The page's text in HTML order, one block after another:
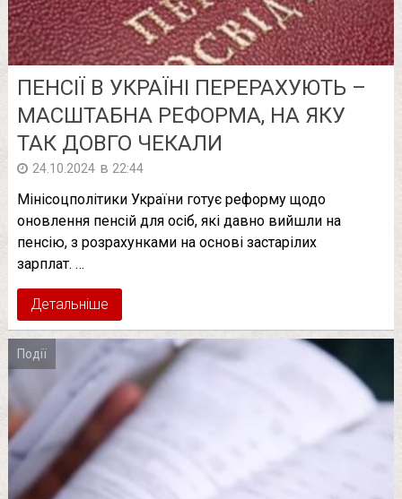
ПЕНСІЇ В УКРАЇНІ ПЕРЕРАХУЮТЬ –
МАСШТАБНА РЕФОРМА, НА ЯКУ
ТАК ДОВГО ЧЕКАЛИ
24.10.2024 в 22:44
Мінісоцполітики України готує реформу щодо
оновлення пенсій для осіб, які давно вийшли на
пенсію, з розрахунками на основі застарілих
зарплат. …
Детальніше
Події